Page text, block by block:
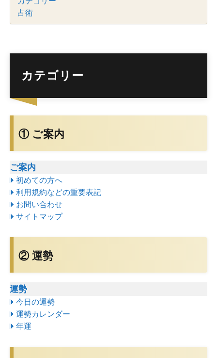
占術
カテゴリー
① ご案内
ご案内
初めての方へ
利用規約などの重要表記
お問い合わせ
サイトマップ
② 運勢
運勢
今日の運勢
運勢カレンダー
年運